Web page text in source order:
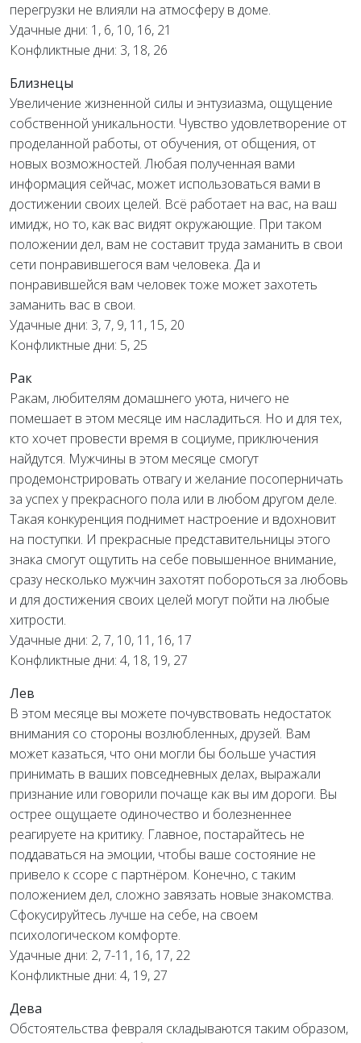
перегрузки не влияли на атмосферу в доме.
Удачные дни: 1, 6, 10, 16, 21
Конфликтные дни: 3, 18, 26
Близнецы
Увеличение жизненной силы и энтузиазма, ощущение
собственной уникальности. Чувство удовлетворение от
проделанной работы, от обучения, от общения, от
новых возможностей. Любая полученная вами
информация сейчас, может использоваться вами в
достижении своих целей. Всё работает на вас, на ваш
имидж, но то, как вас видят окружающие. При таком
положении дел, вам не составит труда заманить в свои
сети понравившегося вам человека. Да и
понравившейся вам человек тоже может захотеть
заманить вас в свои.
Удачные дни: 3, 7, 9, 11, 15, 20
Конфликтные дни: 5, 25
Рак
Ракам, любителям домашнего уюта, ничего не
помешает в этом месяце им насладиться. Но и для тех,
кто хочет провести время в социуме, приключения
найдутся. Мужчины в этом месяце смогут
продемонстрировать отвагу и желание посоперничать
за успех у прекрасного пола или в любом другом деле.
Такая конкуренция поднимет настроение и вдохновит
на поступки. И прекрасные представительницы этого
знака смогут ощутить на себе повышенное внимание,
сразу несколько мужчин захотят побороться за любовь
и для достижения своих целей могут пойти на любые
хитрости.
Удачные дни: 2, 7, 10, 11, 16, 17
Конфликтные дни: 4, 18, 19, 27
Лев
В этом месяце вы можете почувствовать недостаток
внимания со стороны возлюбленных, друзей. Вам
может казаться, что они могли бы больше участия
принимать в ваших повседневных делах, выражали
признание или говорили почаще как вы им дороги. Вы
острее ощущаете одиночество и болезненнее
реагируете на критику. Главное, постарайтесь не
поддаваться на эмоции, чтобы ваше состояние не
привело к ссоре с партнёром. Конечно, с таким
положением дел, сложно завязать новые знакомства.
Сфокусируйтесь лучше на себе, на своем
психологическом комфорте.
Удачные дни: 2, 7-11, 16, 17, 22
Конфликтные дни: 4, 19, 27
Дева
Обстоятельства февраля складываются таким образом,